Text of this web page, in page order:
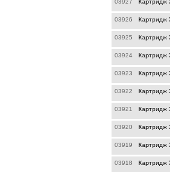
03927 Картридж
03926 Картридж
03925 Картридж
03924 Картридж
03923 Картридж
03922 Картридж
03921 Картридж
03920 Картридж
03919 Картридж
03918 Картридж